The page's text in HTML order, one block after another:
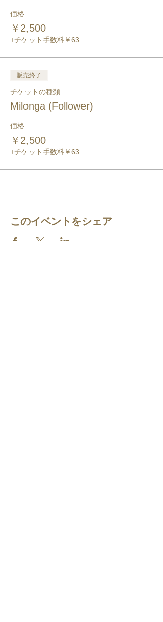
価格
￥2,500
+チケット手数料￥63
販売終了
チケットの種類
Milonga (Follower)
価格
￥2,500
+チケット手数料￥63
このイベントをシェア